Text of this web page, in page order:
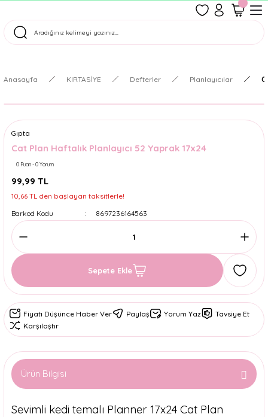
Tüm Siparişler Aynı Gün Kargoda!
Anasayfa KIRTASİYE Defterler Planlayıcılar
Gıpta
Cat Plan Haftalık Planlayıcı 52 Yaprak 17x24
0 Puan - 0 Yorum
99,99 TL
10,66 TL den başlayan taksitlerle!
Barkod Kodu
8697236164563
Sepete Ekle
Fiyatı Düşünce Haber Ver Paylaş Yorum Yaz
Tavsiye Et
Karşılaştır
Ürün Bilgisi
Sevimli kedi temalı Planner 17x24 Cat Plan